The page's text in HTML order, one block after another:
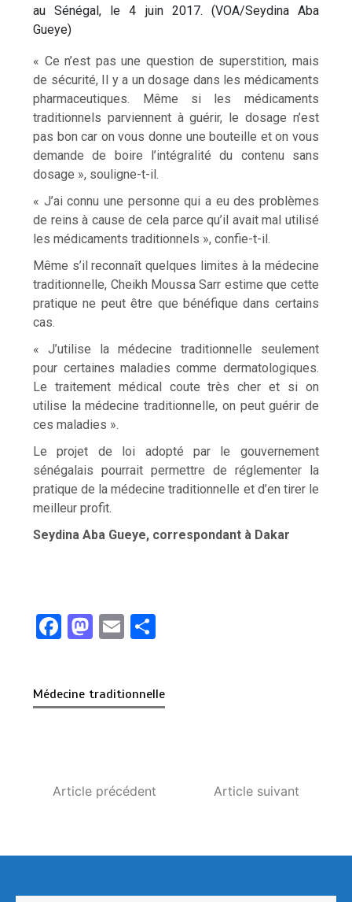
au Sénégal, le 4 juin 2017. (VOA/Seydina Aba
Gueye)
« Ce n’est pas une question de superstition, mais
de sécurité, Il y a un dosage dans les médicaments
pharmaceutiques. Même si les médicaments
traditionnels parviennent à guérir, le dosage n’est
pas bon car on vous donne une bouteille et on vous
demande de boire l’intégralité du contenu sans
dosage », souligne-t-il.
« J’ai connu une personne qui a eu des problèmes
de reins à cause de cela parce qu’il avait mal utilisé
les médicaments traditionnels », confie-t-il.
Même s’il reconnaît quelques limites à la médecine
traditionnelle, Cheikh Moussa Sarr estime que cette
pratique ne peut être que bénéfique dans certains
cas.
« J’utilise la médecine traditionnelle seulement
pour certaines maladies comme dermatologiques.
Le traitement médical coute très cher et si on
utilise la médecine traditionnelle, on peut guérir de
ces maladies ».
Le projet de loi adopté par le gouvernement
sénégalais pourrait permettre de réglementer la
pratique de la médecine traditionnelle et d’en tirer le
meilleur profit.
Seydina Aba Gueye, correspondant à Dakar
F
b
M
o
E
g
Médecine traditionnelle
Article précédent Article suivant